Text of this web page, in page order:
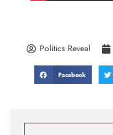
Politics Reveal
Facebook